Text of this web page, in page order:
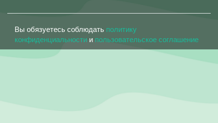
Вы обязуетесь соблюдать политику
конфиденциальности и пользовательское соглашение